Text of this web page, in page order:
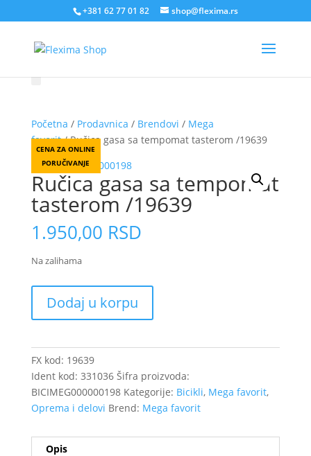
+381 62 77 01 82 shop@flexima.rs
Početna / Prodavnica / Brendovi / Mega
favorit/ Ručica gasa sa tempomat tasterom /19639
CENA ZA ONLINE
PORUČIVANJE
Ručica gasa sa tempomat
tasterom /19639
1.950,00 RSD
Na zalihama
gasa
sa
tasterom
/19639
količina
Dodaj u korpu
FX kod: 19639
Ident kod: 331036 Šifra proizvoda:
BICIMEG000000198 Kategorije: Bicikli, Mega favorit,
Oprema i delovi Brend: Mega favorit
Opis